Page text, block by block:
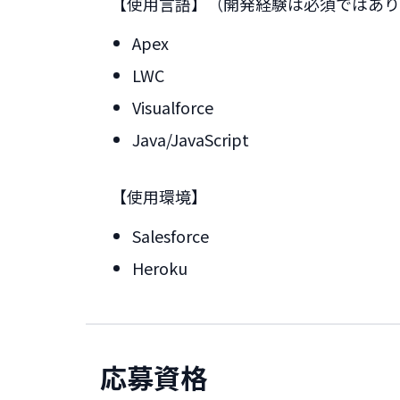
Apex
LWC
Visualforce
Java/JavaScript
【使用環境】
Salesforce
Heroku
応募資格